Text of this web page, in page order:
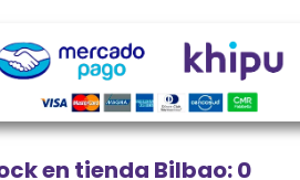
en tienda Bilbao: 0